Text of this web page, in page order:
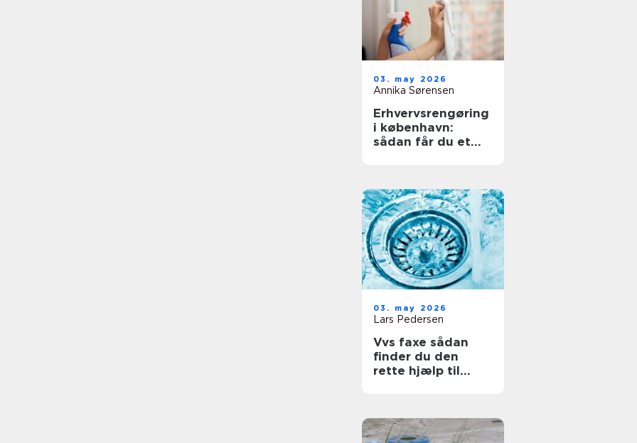
03. may 2026
Annika Sørensen
Erhvervsrengøring
i københavn:
sådan får du et
03. may 2026
Lars Pedersen
Vvs faxe sådan
finder du den
rette hjælp til